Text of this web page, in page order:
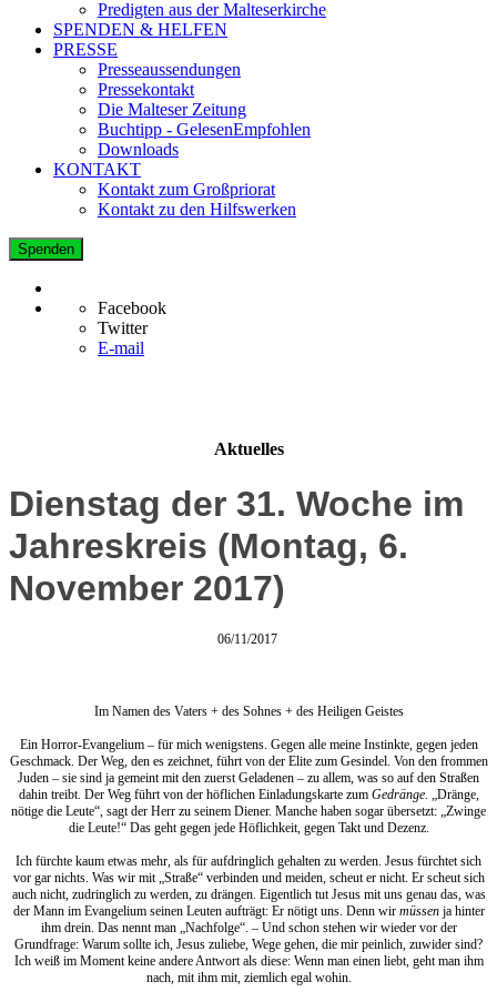
Predigten aus der Malteserkirche
SPENDEN & HELFEN
PRESSE
Presseaussendungen
Pressekontakt
Die Malteser Zeitung
Buchtipp - GelesenEmpfohlen
Downloads
KONTAKT
Kontakt zum Großpriorat
Kontakt zu den Hilfswerken
Spenden
Facebook
Twitter
E-mail
Aktuelles
Dienstag der 31. Woche im
Jahreskreis (Montag, 6.
November 2017)
06/11/2017
Im Namen des Vaters + des Sohnes + des Heiligen Geistes
Ein Horror-Evangelium – für mich wenigstens. Gegen alle meine Instinkte, gegen jeden
Geschmack. Der Weg, den es zeichnet, führt von der Elite zum Gesindel. Von den frommen
Juden – sie sind ja gemeint mit den zuerst Geladenen – zu allem, was so auf den Straßen
dahin treibt. Der Weg führt von der höflichen Einladungskarte zum Gedränge. „Dränge,
nötige die Leute“, sagt der Herr zu seinem Diener. Manche haben sogar übersetzt: „Zwinge
die Leute!“ Das geht gegen jede Höflichkeit, gegen Takt und Dezenz.
Ich fürchte kaum etwas mehr, als für aufdringlich gehalten zu werden. Jesus fürchtet sich
vor gar nichts. Was wir mit „Straße“ verbinden und meiden, scheut er nicht. Er scheut sich
auch nicht, zudringlich zu werden, zu drängen. Eigentlich tut Jesus mit uns genau das, was
der Mann im Evangelium seinen Leuten aufträgt: Er nötigt uns. Denn wir müssenja hinter
ihm drein. Das nennt man „Nachfolge“. – Und schon stehen wir wieder vor der
Grundfrage: Warum sollte ich, Jesus zuliebe, Wege gehen, die mir peinlich, zuwider sind?
Ich weiß im Moment keine andere Antwort als diese: Wenn man einen liebt, geht man ihm
nach, mit ihm mit, ziemlich egal wohin.